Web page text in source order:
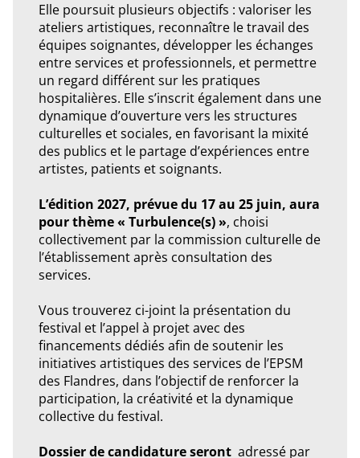
Elle poursuit plusieurs objectifs : valoriser les
ateliers artistiques, reconnaître le travail des
équipes soignantes, développer les échanges
entre services et professionnels, et permettre
un regard différent sur les pratiques
hospitalières. Elle s’inscrit également dans une
dynamique d’ouverture vers les structures
culturelles et sociales, en favorisant la mixité
des publics et le partage d’expériences entre
artistes, patients et soignants.
L’édition 2027, prévue du 17 au 25 juin, aura
pour thème « Turbulence(s) », choisi
collectivement par la commission culturelle de
l’établissement après consultation des
services.
Vous trouverez ci-joint la présentation du
festival et l’appel à projet avec des
financements dédiés afin de soutenir les
initiatives artistiques des services de l’EPSM
des Flandres, dans l’objectif de renforcer la
participation, la créativité et la dynamique
collective du festival.
Dossier de candidature seront adressé par